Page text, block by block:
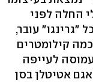
החלה לפני
"גרינגו" עובר,
קילומטרים
לעייפה
אטיטלן בסן